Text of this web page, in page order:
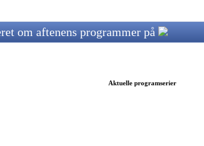
om aftenens programmer på
Aktuelle programserier